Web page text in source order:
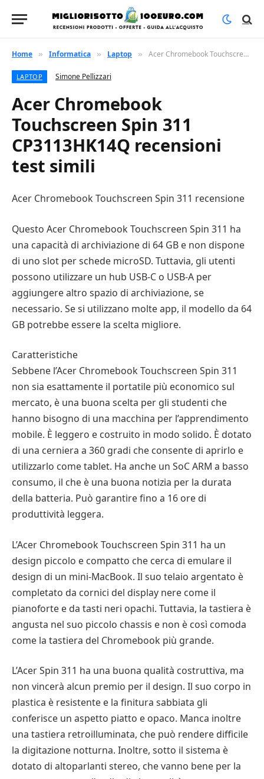
Home » Informatica » Laptop » Acer Chromebook Touchscreen Spin 311 CP3113HK14Q recensioni test simili
LAPTOP Simone Pellizzari
Acer Chromebook
Touchscreen Spin 311
CP3113HK14Q recensioni
test simili
Acer Chromebook Touchscreen Spin 311 recensione
Questo Acer Chromebook Touchscreen Spin 311 ha
una capacità di archiviazione di 64 GB e non dispone
di uno slot per schede microSD. Tuttavia, gli utenti
possono utilizzare un hub USB-C o USB-A per
aggiungere altro spazio di archiviazione, se
necessario. Se si utilizzano molte app, il modello da 64
GB potrebbe essere la scelta migliore.
Caratteristiche
Sebbene l’Acer Chromebook Touchscreen Spin 311
non sia esattamente il portatile più economico sul
mercato, è una buona scelta per gli studenti che
hanno bisogno di una macchina per l’apprendimento
mobile. È leggero e costruito in modo solido. È dotato
di una cerniera a 360 gradi che consente di aprirlo e
utilizzarlo come tablet. Ha anche un SoC ARM a basso
consumo, il che è una buona notizia per la durata
della batteria. Può garantire fino a 16 ore di
produttività leggera.
L’Acer Chromebook Touchscreen Spin 311 ha un
design piccolo e compatto che cerca di emulare il
design di un mini-MacBook. Il suo telaio argentato è
completato da cornici del display nere come il
pianoforte e da tasti neri opachi. Tuttavia, la tastiera è
angusta nel suo piccolo chassis e non è così comoda
come la tastiera del Chromebook più grande.
L’Acer Spin 311 ha una buona qualità costruttiva, ma
non vincerà alcun premio per il design. Il suo corpo in
plastica è resistente e la finitura sabbiata gli
conferisce un aspetto piatto e opaco. Manca inoltre
una tastiera retroilluminata, che può rendere difficile
la digitazione notturna. Inoltre, sotto il sistema è
dotato di altoparlanti stereo, che vanno bene per la